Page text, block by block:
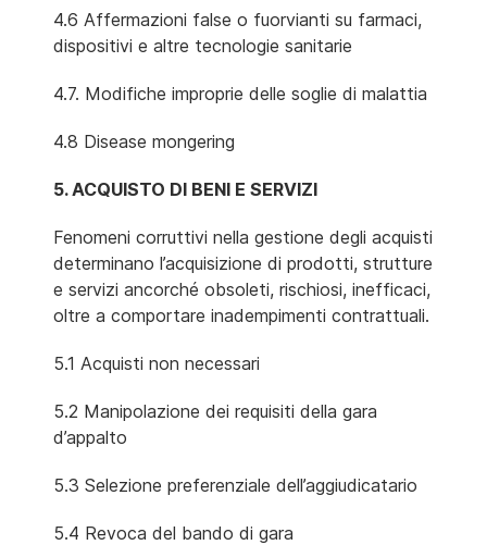
4.6 Affermazioni false o fuorvianti su farmaci,
dispositivi e altre tecnologie sanitarie
4.7. Modifiche improprie delle soglie di malattia
4.8 Disease mongering
5. ACQUISTO DI BENI E SERVIZI
Fenomeni corruttivi nella gestione degli acquisti
determinano l’acquisizione di prodotti, strutture
e servizi ancorché obsoleti, rischiosi, inefficaci,
oltre a comportare inadempimenti contrattuali.
5.1 Acquisti non necessari
5.2 Manipolazione dei requisiti della gara
d’appalto
5.3 Selezione preferenziale dell’aggiudicatario
5.4 Revoca del bando di gara